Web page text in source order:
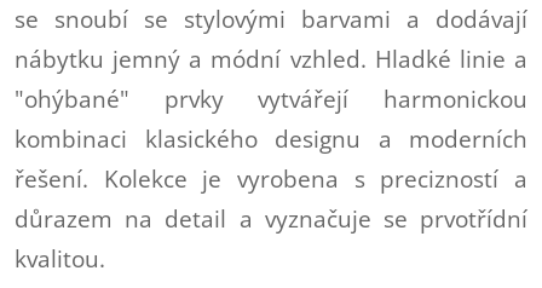
se snoubí se stylovými barvami a dodávají
nábytku jemný a módní vzhled. Hladké linie a
"ohýbané" prvky vytvářejí harmonickou
kombinaci klasického designu a moderních
řešení. Kolekce je vyrobena s precizností a
důrazem na detail a vyznačuje se prvotřídní
kvalitou.